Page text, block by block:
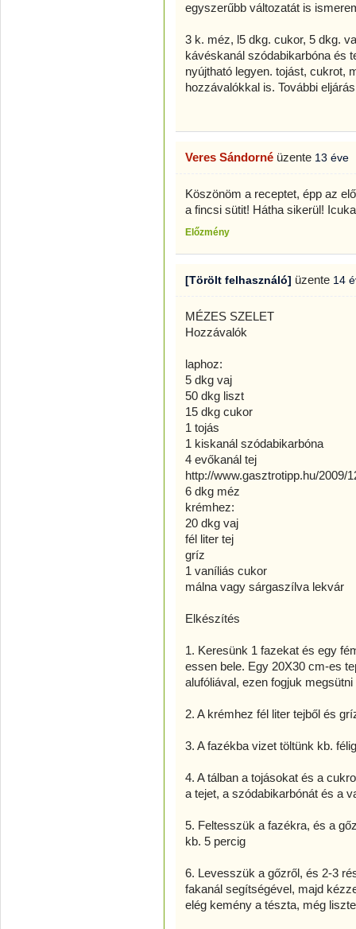
egyszerűbb változatát is
3 k. méz, l5 dkg. cukor, 5 dkg.
kávéskanál szódabikarbóna és
nyújtható legyen. tojást, cukrot,
hozzávalókkal is. További
Veres Sándorné üzente 13 éve
Köszönöm a receptet, épp az
a fincsi sütit! Hátha sikerül! Icuka
Előzmény
[Törölt felhasználó] üzente 14
MÉZES SZELET
Hozzávalók
laphoz:
5 dkg vaj
50 dkg liszt
15 dkg cukor
1 tojás
1 kiskanál szódabikarbóna
4 evőkanál tej
http://www.gasztrotipp.hu/2009/
6 dkg méz
krémhez:
20 dkg vaj
fél liter tej
gríz
1 vaníliás cukor
málna vagy sárgaszílva lekvár
Elkészítés
1. Keresünk 1 fazekat és egy
essen bele. Egy 20X30 cm-es
alufóliával, ezen fogjuk
2. A krémhez fél liter tejből és
3. A fazékba vizet töltünk kb.
4. A tálban a tojásokat és a
a tejet, a szódabikarbónát és a
5. Feltesszük a fazékra, és a
kb. 5 percig
6. Levesszük a gőzről, és 2-3
fakanál segítségével, majd
elég kemény a tészta, még